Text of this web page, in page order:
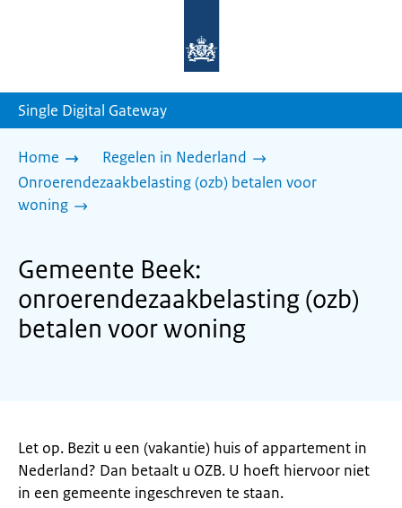
homepage
Single Digital Gateway
Home
Regelen in Nederland
Onroerendezaakbelasting (ozb) betalen voor
woning
Gemeente Beek:
onroerendezaakbelasting (ozb)
betalen voor woning
Let op. Bezit u een (vakantie) huis of appartement in
Nederland? Dan betaalt u OZB. U hoeft hiervoor niet
in een gemeente ingeschreven te staan.